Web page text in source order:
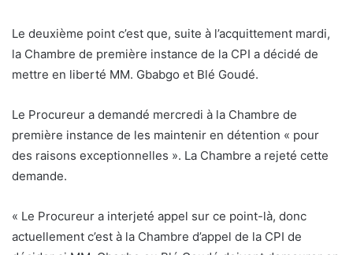
Le deuxième point c’est que, suite à l’acquittement mardi,
la Chambre de première instance de la CPI a décidé de
mettre en liberté MM. Gbabgo et Blé Goudé.
Le Procureur a demandé mercredi à la Chambre de
première instance de les maintenir en détention « pour
des raisons exceptionnelles ». La Chambre a rejeté cette
demande.
« Le Procureur a interjeté appel sur ce point-là, donc
actuellement c’est à la Chambre d’appel de la CPI de